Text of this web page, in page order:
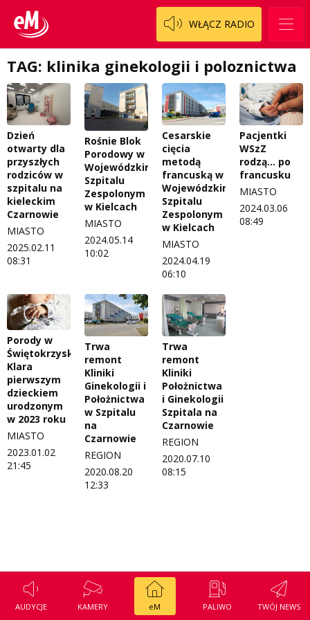
WŁĄCZ RADIO
Staszowski
Włoszczowski
Cały ten sport
Dzieciaki Cudaki
Fascynująca nauka
Historia na fali
Modna kultura
OdNowa
Pacjent, którego nie zapomnę
Pasjonaci
Piąta strona świata
Słowo Dnia
Tak wierzę
Weekend z blondynką
W starych Kielcach
Wszystko w temacie
Koncert życzeń
Kontakt
O nas
Regulamin programu Patron
Zespół
Logo do pobrania
Regulamin konkursów
Regulamin przesyłania materiałów
Regulamin sklepu internetowego
Regulamin darowizn
Regulamin konkursu Zwierzak naszej klasy
Polityka prywatności
ZNAJDZIESZ NAS TAKŻE NA
AUDYCJE KAMERY eM PALIWO TWÓJ NEWS
TAG: klinika ginekologii i poloznictwa
Dzień
otwarty dla
przyszłych
rodziców w
szpitalu na
kieleckim
Czarnowie
MIASTO
2025.02.11
08:31
Rośnie Blok
Porodowy w
Wojewódzkim
Szpitalu
Zespolonym
w Kielcach
MIASTO
2024.05.14
10:02
Cesarskie
cięcia
metodą
francuską w
Wojewódzkim
Szpitalu
Zespolonym
w Kielcach
MIASTO
2024.04.19
06:10
Pacjentki
WSzZ
rodzą… po
francusku
MIASTO
2024.03.06
08:49
Porody w
Świętokrzyskiem.
Klara
pierwszym
dzieckiem
urodzonym
w 2023 roku
MIASTO
2023.01.02
21:45
Trwa
remont
Kliniki
Ginekologii i
Położnictwa
w Szpitalu
na
Czarnowie
REGION
2020.08.20
12:33
Trwa
remont
Kliniki
Położnictwa
i Ginekologii
Szpitala na
Czarnowie
REGION
2020.07.10
08:15